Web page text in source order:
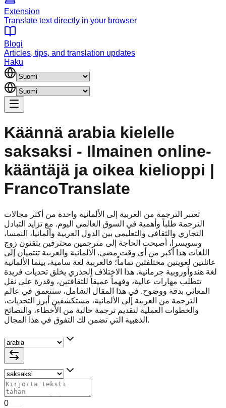
Extension
Translate text directly in your browser
Blogi
Articles, tips, and translation updates
Haku
Käännä arabia kielelle
saksaksi - Ilmainen online-
kääntäjä ja oikea kielioppi |
FrancoTranslate
تعتبر الترجمة من العربية إلى الألمانية واحدة من أكثر مجالات
الترجمة طلباً وأهمية في السوق العالمي اليوم. مع تزايد التبادل
التجاري والثقافي والتعليمي بين الدول العربية وألمانيا، النمسا،
وسويسرا، أصبحت الحاجة إلى مترجمين محترفين يتقنون زوج
اللغات هذا أكبر من أي وقت مضى. الألمانية والعربية تنتميان إلى
عائلتين لغويتين مختلفتين تماماً؛ فالعربية لغة سامية، بينما الألمانية
لغة هندوأوروبية جرمانية. هذا الاختلاف الجذري يخلق تحديات فريدة
تتطلب مهارات عالية، وفهماً عميقاً للثقافتين، وقدرة على نقل
المعاني بدقة ووضوح. في هذا المقال الشامل، سنتعمق في عالم
الترجمة من العربية إلى الألمانية، مستكشفين أبرز التحديات،
والخطوات العملية لتقديم ترجمة خالية من الأخطاء، والنصائح
الذهبية التي تضمن لك التفوق في هذا المجال.
0